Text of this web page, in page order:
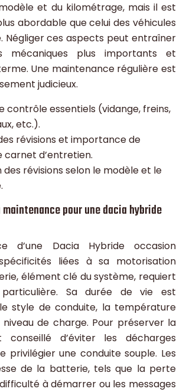
et du kilométrage, mais il est
abordable que celui des véhicules
Négliger ces aspects peut entraîner
mécaniques plus importants et
Une maintenance régulière est
judicieux.
contrôle essentiels (vidange, freins,
etc.).
révisions et importance de
d’entretien.
révisions selon le modèle et le
pour une dacia hybride
d’une Dacia Hybride occasion
liées à sa motorisation
élément clé du système, requiert
Sa durée de vie est
style de conduite, la température
de charge. Pour préserver la
d’éviter les décharges
privilégier une conduite souple. Les
de la batterie, tels que la perte
à démarrer ou les messages